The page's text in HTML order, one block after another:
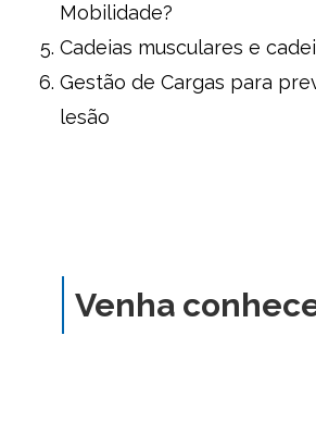
Mobilidade?
Cadeias musculares e
Gestão de Cargas para
lesão
Venha